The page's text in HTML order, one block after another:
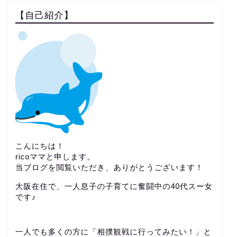
【自己紹介】
こんにちは！
ricoママと申します。
当ブログを閲覧いただき、ありがとうございます！
大阪在住で、一人息子の子育てに奮闘中の40代スー女
です♪
一人でも多くの方に「相撲観戦に行ってみたい！」と